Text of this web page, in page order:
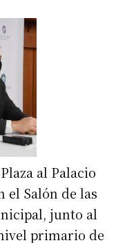
al Palacio
el Salón de las
junto al
primario de